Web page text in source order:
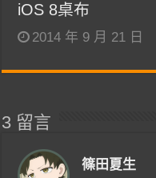
iOS 8桌布
2014 年 9 月 21 日
3 留言
篠田夏生